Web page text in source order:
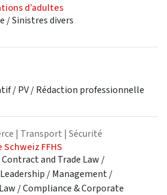
d’adultes
/ Sinistres divers
/ PV / Rédaction professionnelle
| Transport | Sécurité
FFHS
and Trade Law /
/ Management /
/ Compliance & Corporate